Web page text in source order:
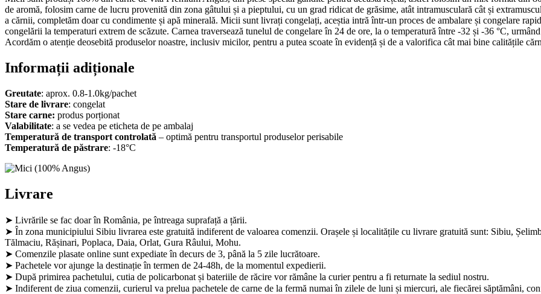
de aromă, folosim carne de lucru provenită din zona gâtului și a pieptului, cu un grad ridicat de grăsime, atât intramusculară cât și
a cărnii, completăm doar cu condimente și apă minerală. Micii sunt livrați congelați, aceștia intră într-un proces de ambalare și congelare
congelării la temperaturi extrem de scăzute. Carnea traversează tunelul de congelare în 24 de ore, la o temperatură între -32 și -36 °C,
Acordăm o atenție deosebită produselor noastre, inclusiv micilor, pentru a putea scoate în evidență și de a valorifica cât mai bine calitățile
Informații adiționale
Greutate: aprox. 0.8-1.0kg/pachet
Stare de livrare: congelat
Stare carne: produs porționat
Valabilitate: a se vedea pe eticheta de pe ambalaj
Temperatură de transport controlată – optimă pentru transportul produselor perisabile
Temperatură de păstrare: -18°C
Livrare
➤ Livrările se fac doar în România, pe întreaga suprafață a țării.
➤ În zona municipiului Sibiu livrarea este gratuită indiferent de valoarea comenzii. Orașele și localitățile cu livrare gratuită sunt: Sibiu,
Tălmaciu, Rășinari, Poplaca, Daia, Orlat, Gura Râului, Mohu.
➤ Comenzile plasate online sunt expediate în decurs de 3, până la 5 zile lucrătoare.
➤ Pachetele vor ajunge la destinație în termen de 24-48h, de la momentul expedierii.
➤ După primirea pachetului, cutia de policarbonat și bateriile de răcire vor rămâne la curier pentru a fi returnate la sediul nostru.
➤ Indiferent de ziua comenzii, curierul va prelua pachetele de carne de la fermă numai în zilele de luni și miercuri, ale fiecărei săptămâni,